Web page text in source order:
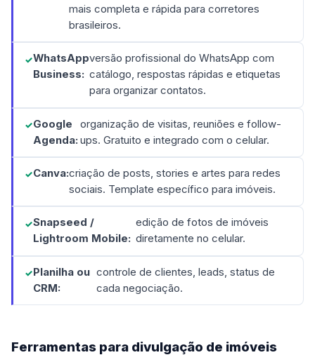
mais completa e rápida para corretores
brasileiros.
WhatsApp
Business:
versão profissional do WhatsApp com
catálogo, respostas rápidas e etiquetas
para organizar contatos.
Google
Agenda:
organização de visitas, reuniões e follow-
ups. Gratuito e integrado com o celular.
Canva:criação de posts, stories e artes para redes
sociais. Template específico para imóveis.
Snapseed /
Lightroom Mobile:
edição de fotos de imóveis
diretamente no celular.
Planilha ou
CRM:
controle de clientes, leads, status de
cada negociação.
Ferramentas para divulgação de imóveis